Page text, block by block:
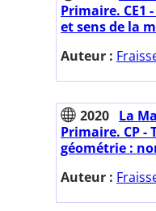
Primaire. CE1
et sens de la
Auteur :
2020 La
Primaire. CP -
géométrie :
Auteur :